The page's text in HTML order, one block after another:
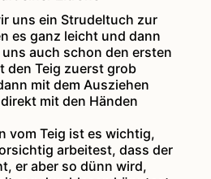
uns ein Strudeltuch zur
es ganz leicht und dann
auch schon den ersten
den Teig zuerst grob
mit dem Ausziehen
mit den Händen
vom Teig ist es wichtig,
arbeitest, dass der
er aber so dünn wird,